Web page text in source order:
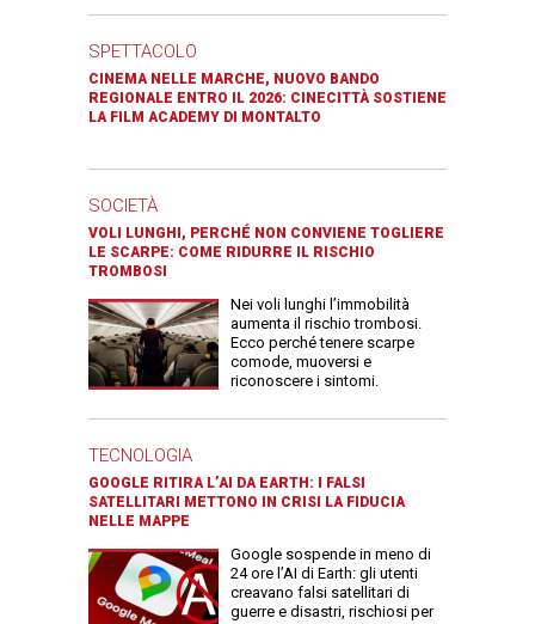
SPETTACOLO
CINEMA NELLE MARCHE, NUOVO BANDO
REGIONALE ENTRO IL 2026: CINECITTÀ SOSTIENE
LA FILM ACADEMY DI MONTALTO
SOCIETÀ
VOLI LUNGHI, PERCHÉ NON CONVIENE TOGLIERE
LE SCARPE: COME RIDURRE IL RISCHIO
TROMBOSI
Nei voli lunghi l’immobilità
aumenta il rischio trombosi.
Ecco perché tenere scarpe
comode, muoversi e
riconoscere i sintomi.
TECNOLOGIA
GOOGLE RITIRA L’AI DA EARTH: I FALSI
SATELLITARI METTONO IN CRISI LA FIDUCIA
NELLE MAPPE
Google sospende in meno di
24 ore l’AI di Earth: gli utenti
creavano falsi satellitari di
guerre e disastri, rischiosi per